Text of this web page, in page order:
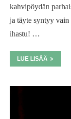
kahvipöydän
ja täyte syntyy vain
ihastu! …
LUE LISÄÄ